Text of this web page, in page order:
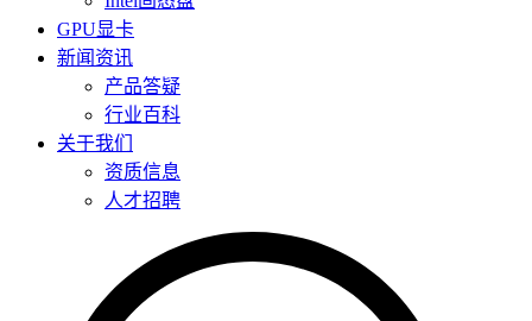
GPU显卡
新闻资讯
产品答疑
行业百科
关于我们
资质信息
人才招聘